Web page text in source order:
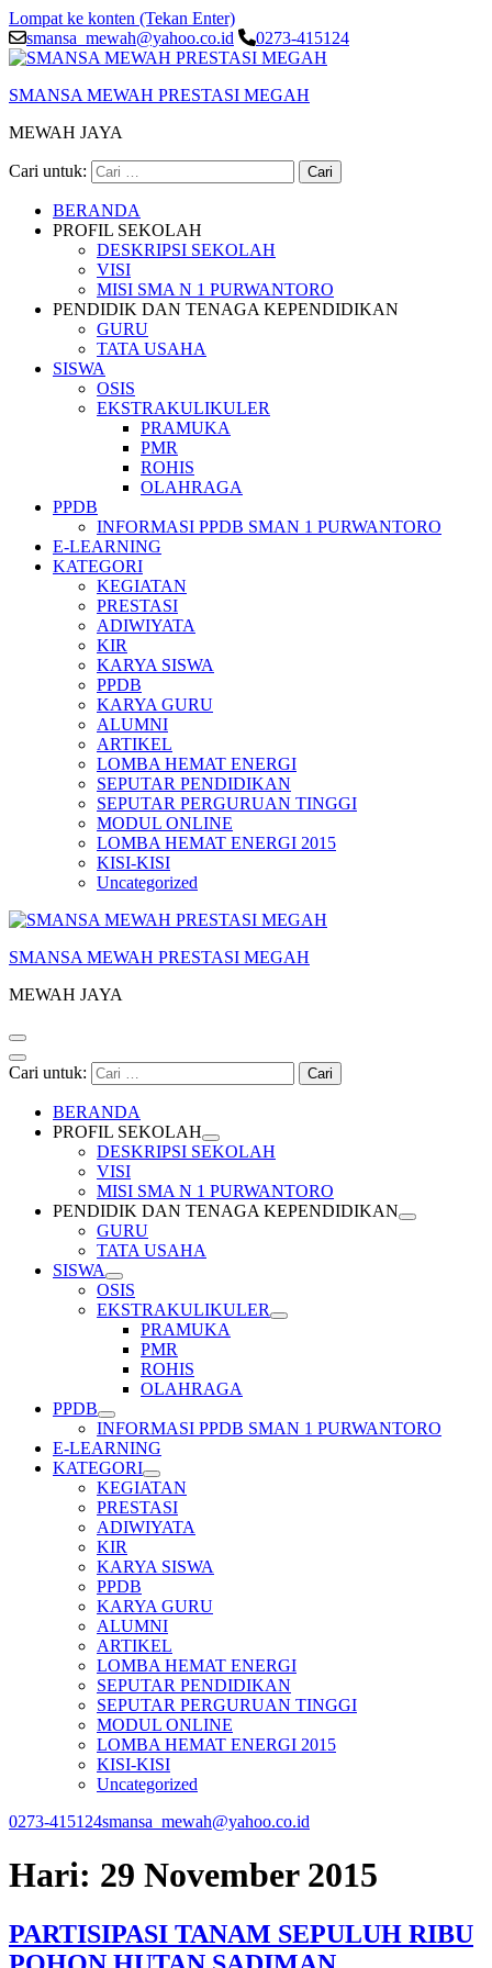
Lompat ke konten (Tekan Enter)
smansa_mewah@yahoo.co.id
0273-415124
SMANSA MEWAH PRESTASI MEGAH
MEWAH JAYA
Cari untuk:
BERANDA
PROFIL SEKOLAH
DESKRIPSI SEKOLAH
VISI
MISI SMA N 1 PURWANTORO
PENDIDIK DAN TENAGA KEPENDIDIKAN
GURU
TATA USAHA
SISWA
OSIS
EKSTRAKULIKULER
PRAMUKA
PMR
ROHIS
OLAHRAGA
PPDB
INFORMASI PPDB SMAN 1 PURWANTORO
E-LEARNING
KATEGORI
KEGIATAN
PRESTASI
ADIWIYATA
KIR
KARYA SISWA
PPDB
KARYA GURU
ALUMNI
ARTIKEL
LOMBA HEMAT ENERGI
SEPUTAR PENDIDIKAN
SEPUTAR PERGURUAN TINGGI
MODUL ONLINE
LOMBA HEMAT ENERGI 2015
KISI-KISI
Uncategorized
SMANSA MEWAH PRESTASI MEGAH
MEWAH JAYA
Cari untuk:
BERANDA
PROFIL SEKOLAH
DESKRIPSI SEKOLAH
VISI
MISI SMA N 1 PURWANTORO
PENDIDIK DAN TENAGA KEPENDIDIKAN
GURU
TATA USAHA
SISWA
OSIS
EKSTRAKULIKULER
PRAMUKA
PMR
ROHIS
OLAHRAGA
PPDB
INFORMASI PPDB SMAN 1 PURWANTORO
E-LEARNING
KATEGORI
KEGIATAN
PRESTASI
ADIWIYATA
KIR
KARYA SISWA
PPDB
KARYA GURU
ALUMNI
ARTIKEL
LOMBA HEMAT ENERGI
SEPUTAR PENDIDIKAN
SEPUTAR PERGURUAN TINGGI
MODUL ONLINE
LOMBA HEMAT ENERGI 2015
KISI-KISI
Uncategorized
0273-415124smansa_mewah@yahoo.co.id
Hari: 29 November 2015
PARTISIPASI TANAM SEPULUH RIBU